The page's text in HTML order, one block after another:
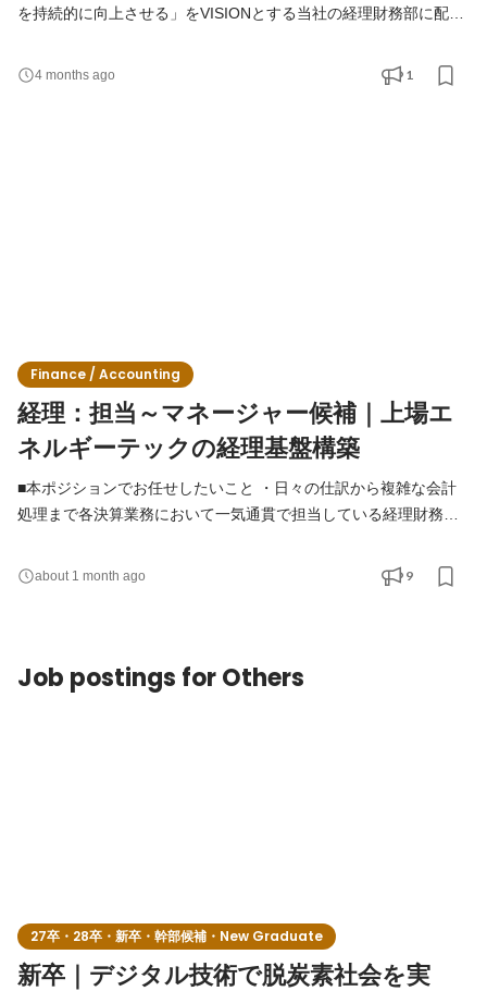
を持続的に向上させる」をVISIONとする当社の経理財務部に配属
す。 ◆具体的な仕事内容 ・資金繰り実績及び計画の作成 ・金融機
関との折衝・関係構築 ・投資判断に関する財務分析 ・有価証券や
4 months ago 1
Finance / Accounting
経理：担当～マネージャー候補｜上場エ
ネルギーテックの経理基盤構築
■本ポジションでお任せしたいこと ・日々の仕訳から複雑な会計
処理まで各決算業務において一気通貫で担当している経理財務部
の中でチェック体制の構築をリードする。 ・営業・システム開発
をはじめとする事業部門との連携・整理など、部門横断での仕組
about 1 month ago 9
Job postings for Others
27卒・28卒・新卒・幹部候補・New Graduate
新卒｜デジタル技術で脱炭素社会を実